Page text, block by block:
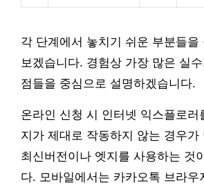
각 단계에서 놓치기 쉬운 부분들을
보겠습니다. 경험상 가장 많은 실
점들을 중심으로 설명하겠습니다.
온라인 신청 시 인터넷 익스플로러
지가 제대로 작동하지 않는 경우가
최신버전이나 엣지를 사용하는 것
다. 모바일에서는 카카오톡 브라우